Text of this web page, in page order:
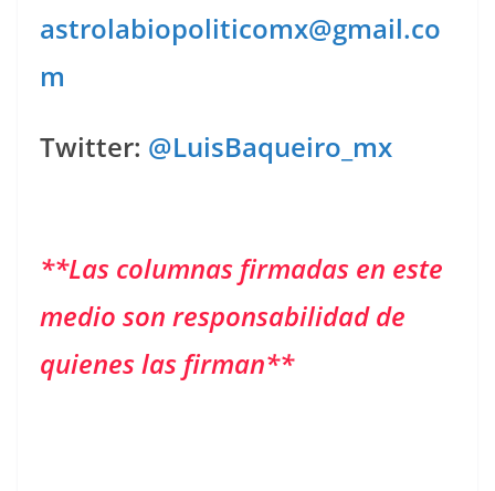
astrolabiopoliticomx@gmail.co
m
Twitter: @LuisBaqueiro_mx
**Las columnas firmadas en este
medio son responsabilidad de
quienes las firman**